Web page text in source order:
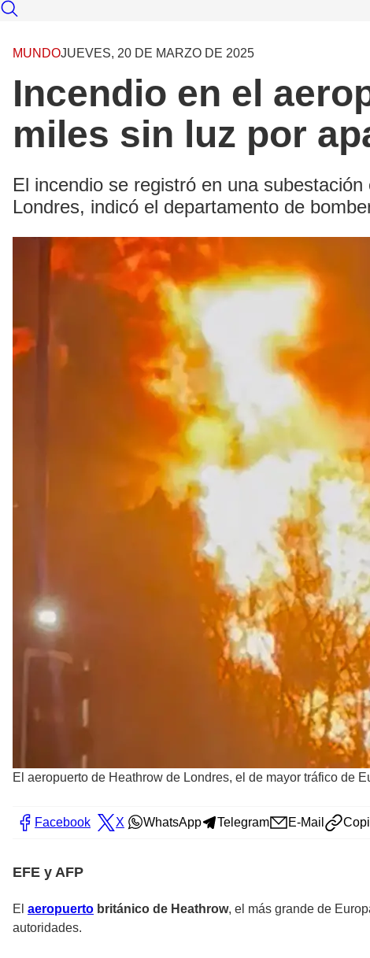
MUNDOJUEVES, 20 DE MARZO DE 2025
Incendio en el
miles sin luz por
El incendio se registró en una
Londres, indicó el departamento de
El aeropuerto de Heathrow de Londres, el de mayor tráfico de
Facebook X WhatsApp Telegram E-Mail
EFE y AFP
El aeropuerto británico de Heathrow, el más grande de
autoridades.